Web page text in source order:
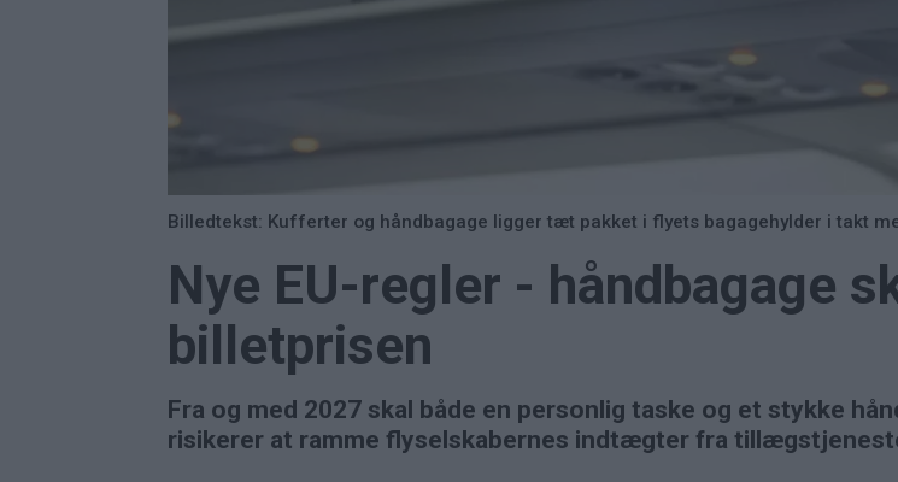
Billedtekst: Kufferter og håndbagage ligger tæt pakket i flyets bagagehylder i takt
Nye EU-regler - håndbagage
billetprisen
Fra og med 2027 skal både en personlig taske og et stykke
risikerer at ramme flyselskabernes indtægter fra